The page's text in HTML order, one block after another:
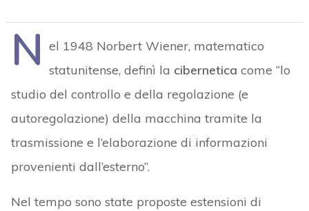
N el 1948 Norbert Wiener, matematico
statunitense, definì la cibernetica come “lo
studio del controllo e della regolazione (e
autoregolazione) della macchina tramite la
trasmissione e l’elaborazione di informazioni
provenienti dall’esterno”.
Nel tempo sono state proposte estensioni di